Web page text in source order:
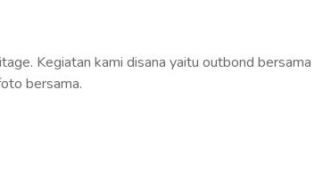
Kegiatan kami disana yaitu outbond bersama
bersama.